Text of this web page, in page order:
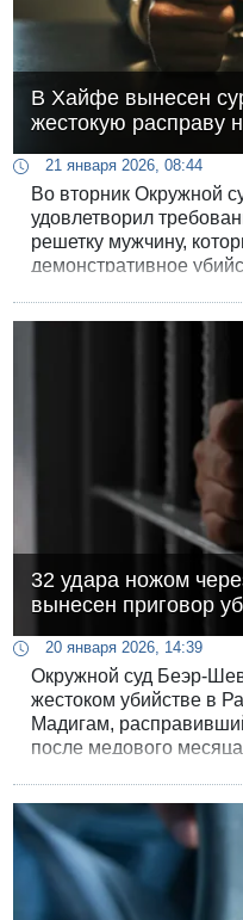
В Хайфе вынесен
жестокую расправу
21 января 2026, 08:44
Во вторник Окружной
удовлетворил
решетку мужчину,
демонстративное
32 удара ножом
вынесен приговор
20 января 2026, 14:39
Окружной суд Беэр-
жестоком убийстве в
Мадигам,
после медового